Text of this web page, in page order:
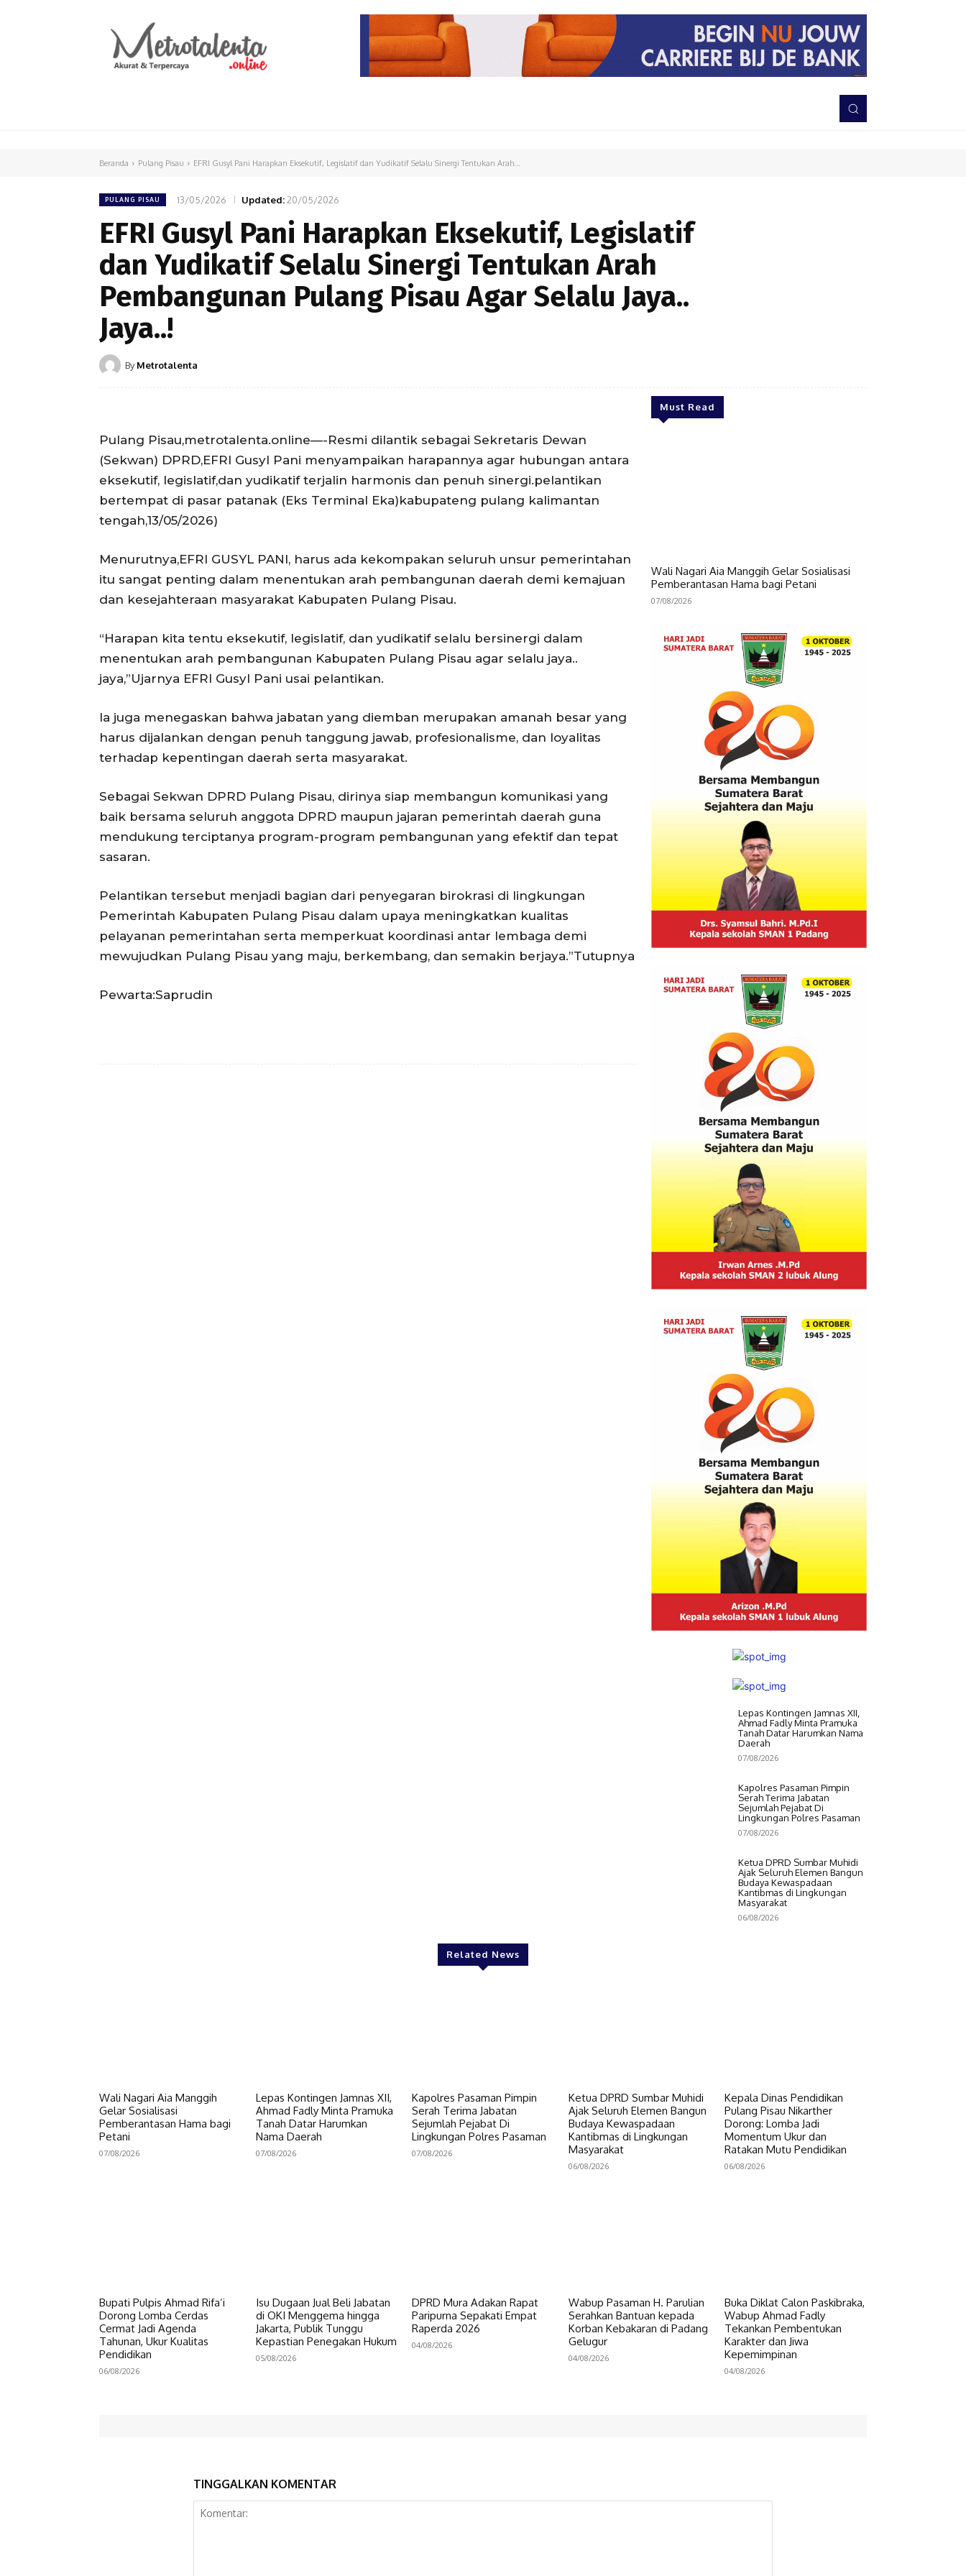
TNI-POLRI
Beranda Pulang Pisau EFRI Gusyl Pani Harapkan Eksekutif, Legislatif dan Yudikatif Selalu Sinergi Tentukan Arah...
PULANG PISAU 13/05/2026 Updated:20/05/2026
EFRI Gusyl Pani Harapkan Eksekutif, Legislatif
dan Yudikatif Selalu Sinergi Tentukan Arah
Pembangunan Pulang Pisau Agar Selalu Jaya..
Jaya..!
By Metrotalenta
Pulang Pisau,metrotalenta.online—-Resmi dilantik sebagai Sekretaris Dewan
(Sekwan) DPRD,EFRI Gusyl Pani menyampaikan harapannya agar hubungan antara
eksekutif, legislatif,dan yudikatif terjalin harmonis dan penuh sinergi.pelantikan
bertempat di pasar patanak (Eks Terminal Eka)kabupateng pulang kalimantan
tengah,13/05/2026)
Menurutnya,EFRI GUSYL PANI, harus ada kekompakan seluruh unsur pemerintahan
itu sangat penting dalam menentukan arah pembangunan daerah demi kemajuan
dan kesejahteraan masyarakat Kabupaten Pulang Pisau.
“Harapan kita tentu eksekutif, legislatif, dan yudikatif selalu bersinergi dalam
menentukan arah pembangunan Kabupaten Pulang Pisau agar selalu jaya..
jaya,”Ujarnya EFRI Gusyl Pani usai pelantikan.
Ia juga menegaskan bahwa jabatan yang diemban merupakan amanah besar yang
harus dijalankan dengan penuh tanggung jawab, profesionalisme, dan loyalitas
terhadap kepentingan daerah serta masyarakat.
Sebagai Sekwan DPRD Pulang Pisau, dirinya siap membangun komunikasi yang
baik bersama seluruh anggota DPRD maupun jajaran pemerintah daerah guna
mendukung terciptanya program-program pembangunan yang efektif dan tepat
sasaran.
Pelantikan tersebut menjadi bagian dari penyegaran birokrasi di lingkungan
Pemerintah Kabupaten Pulang Pisau dalam upaya meningkatkan kualitas
pelayanan pemerintahan serta memperkuat koordinasi antar lembaga demi
mewujudkan Pulang Pisau yang maju, berkembang, dan semakin berjaya.”Tutupnya
Pewarta:Saprudin
Must Read
Wali Nagari Aia Manggih Gelar Sosialisasi
Pemberantasan Hama bagi Petani
07/08/2026
Lepas Kontingen Jamnas XII,
Ahmad Fadly Minta Pramuka
Tanah Datar Harumkan Nama
Daerah
07/08/2026
Kapolres Pasaman Pimpin
Serah Terima Jabatan
Sejumlah Pejabat Di
Lingkungan Polres Pasaman
07/08/2026
Ketua DPRD Sumbar Muhidi
Ajak Seluruh Elemen Bangun
Budaya Kewaspadaan
Kantibmas di Lingkungan
Masyarakat
06/08/2026
Related News
Wali Nagari Aia Manggih
Gelar Sosialisasi
Pemberantasan Hama bagi
Petani
07/08/2026
Lepas Kontingen Jamnas XII,
Ahmad Fadly Minta Pramuka
Tanah Datar Harumkan
Nama Daerah
07/08/2026
Kapolres Pasaman Pimpin
Serah Terima Jabatan
Sejumlah Pejabat Di
Lingkungan Polres Pasaman
07/08/2026
Ketua DPRD Sumbar Muhidi
Ajak Seluruh Elemen Bangun
Budaya Kewaspadaan
Kantibmas di Lingkungan
Masyarakat
06/08/2026
Kepala Dinas Pendidikan
Pulang Pisau Nikarther
Dorong: Lomba Jadi
Momentum Ukur dan
Ratakan Mutu Pendidikan
06/08/2026
Bupati Pulpis Ahmad Rifa’i
Dorong Lomba Cerdas
Cermat Jadi Agenda
Tahunan, Ukur Kualitas
Pendidikan
06/08/2026
Isu Dugaan Jual Beli Jabatan
di OKI Menggema hingga
Jakarta, Publik Tunggu
Kepastian Penegakan Hukum
05/08/2026
DPRD Mura Adakan Rapat
Paripurna Sepakati Empat
Raperda 2026
04/08/2026
Wabup Pasaman H. Parulian
Serahkan Bantuan kepada
Korban Kebakaran di Padang
Gelugur
04/08/2026
Buka Diklat Calon Paskibraka,
Wabup Ahmad Fadly
Tekankan Pembentukan
Karakter dan Jiwa
Kepemimpinan
04/08/2026
TINGGALKAN KOMENTAR